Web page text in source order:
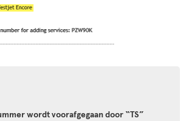
wordt voorafgegaan door “TS”